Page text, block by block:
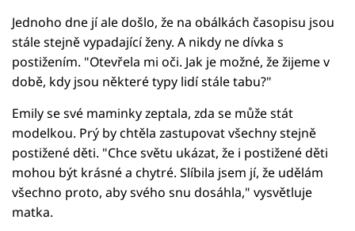
Jednoho dne jí ale došlo, že na obálkách časopisu jsou
stále stejně vypadající ženy. A nikdy ne dívka s
postižením. "Otevřela mi oči. Jak je možné, že žijeme v
době, kdy jsou některé typy lidí stále tabu?"
Emily se své maminky zeptala, zda se může stát
modelkou. Prý by chtěla zastupovat všechny stejně
postižené děti. "Chce světu ukázat, že i postižené děti
mohou být krásné a chytré. Slíbila jsem jí, že udělám
všechno proto, aby svého snu dosáhla," vysvětluje
matka.